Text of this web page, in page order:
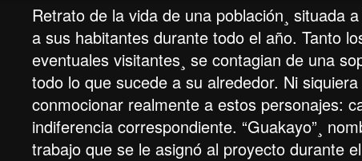
Retrato de la vida de una población¸ situada
a sus habitantes durante todo el año. Tanto
eventuales visitantes¸ se contagian de una
todo lo que sucede a su alrededor. Ni
conmocionar realmente a estos personajes:
indiferencia correspondiente. “Guakayo”¸
trabajo que se le asignó al proyecto durante